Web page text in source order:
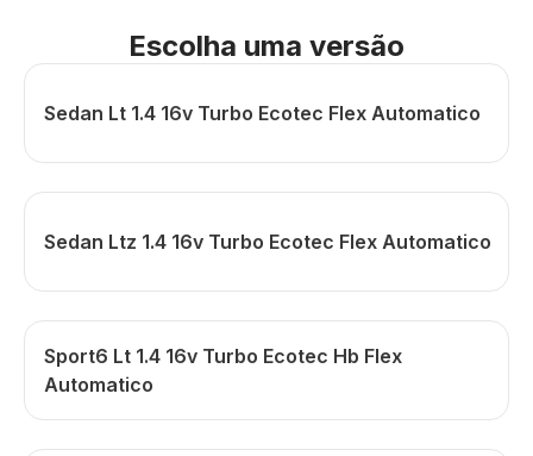
Escolha uma versão
Sedan Lt 1.4 16v Turbo Ecotec Flex Automatico
Sedan Ltz 1.4 16v Turbo Ecotec Flex Automatico
Sport6 Lt 1.4 16v Turbo Ecotec Hb Flex
Automatico